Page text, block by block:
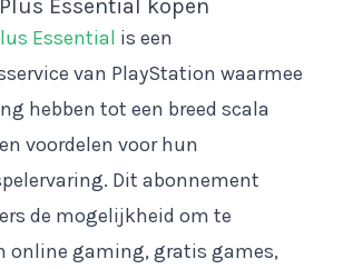
Essential kopen
Essential is een
van PlayStation waarmee
hebben tot een breed scala
voordelen voor hun
Dit abonnement
de mogelijkheid om te
online gaming, gratis games,